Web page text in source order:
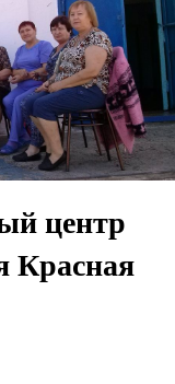
центр
Красная